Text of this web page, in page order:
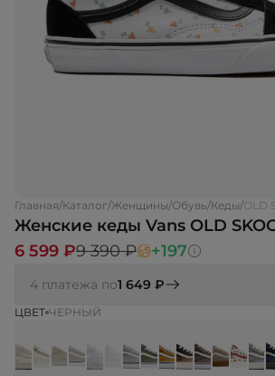
Главная/Каталог/Женщины/Обувь/Кеды/OLD
Женские кеды Vans OLD
6 599 ₽9 390 ₽ +197
4 платежа по1 649 ₽
ЦВЕТ ЧЕРНЫЙ